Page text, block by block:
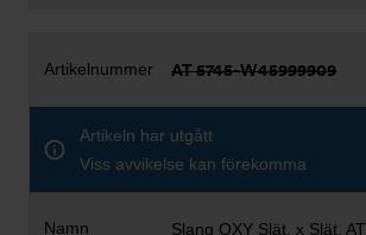
AT 5745-W45999909
Artikeln har utgått
Viss avvikelse kan förekomma
Slang OXY Slät. x Slät. AT